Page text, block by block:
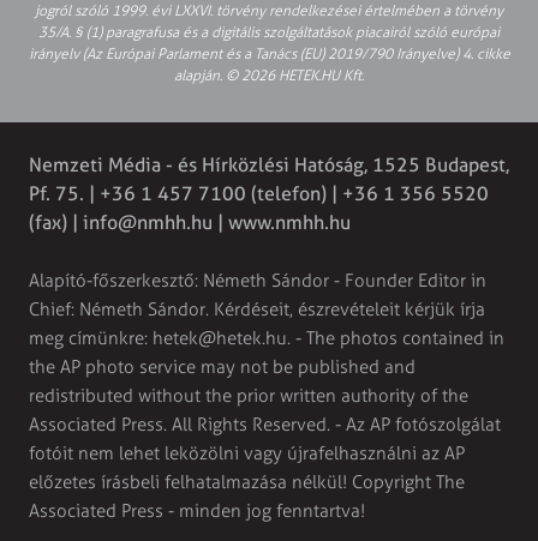
jogról szóló 1999. évi LXXVI. törvény rendelkezései értelmében a törvény
35/A. § (1) paragrafusa és a digitális szolgáltatások piacairól szóló európai
irányelv (Az Európai Parlament és a Tanács (EU) 2019/790 Irányelve) 4. cikke
alapján. © 2026 HETEK.HU Kft.
Nemzeti Média - és Hírközlési Hatóság, 1525 Budapest,
Pf. 75. | +36 1 457 7100 (telefon) | +36 1 356 5520
(fax) | info@nmhh.hu | www.nmhh.hu
Alapító-főszerkesztő: Németh Sándor - Founder Editor in
Chief: Németh Sándor. Kérdéseit, észrevételeit kérjük írja
meg címünkre: hetek@hetek.hu. - The photos contained in
the AP photo service may not be published and
redistributed without the prior written authority of the
Associated Press. All Rights Reserved. - Az AP fotószolgálat
fotóit nem lehet leközölni vagy újrafelhasználni az AP
előzetes írásbeli felhatalmazása nélkül! Copyright The
Associated Press - minden jog fenntartva!